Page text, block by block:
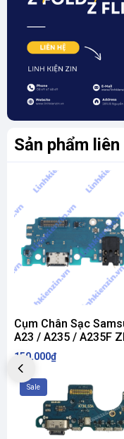
Giá cả cạnh tranh
Hàng luôn
Giao hàng toàn
Hỗ trợ kỹ thuật tận
Đặt hàng dễ dàng
LINHKIENZIN.VN –
LÀDÙNG NGON!
Sản phẩm liên
Cụm Chân Sạc
A23 / A235 / A235F
HÃNG
150.000₫
Sale